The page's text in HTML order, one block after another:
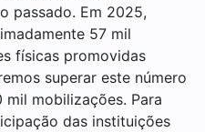
passado. Em 2025,
57 mil
físicas promovidas
superar este número
mil mobilizações. Para
das instituições